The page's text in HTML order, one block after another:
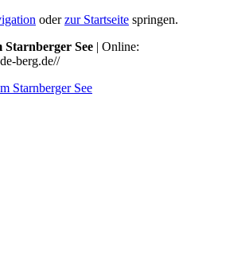
oderzur Startseite springen.
Starnberger See | Online:
berg.de//